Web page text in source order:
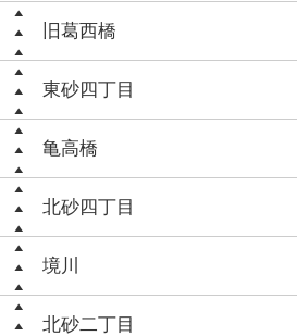
旧葛西橋
東砂四丁目
亀高橋
北砂四丁目
境川
北砂二丁目